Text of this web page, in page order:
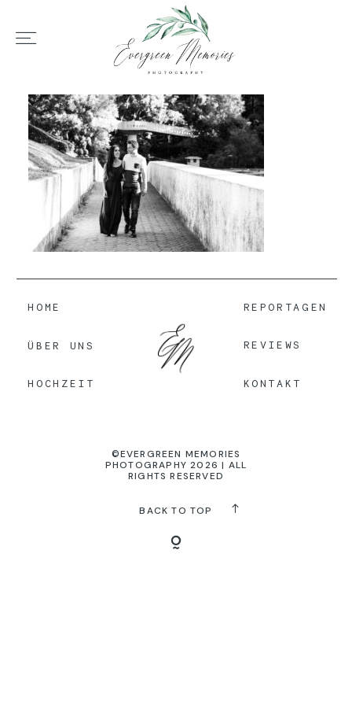
HOME
ÜBER UNS
HOCHZEIT
REPORTAGEN
REVIEWS
KONTAKT
©EVERGREEN MEMORIES
PHOTOGRAPHY 2026 | ALL
RIGHTS RESERVED
BACK TO TOP
HOME
ÜBER UNS
HOCHZEIT
REVIEWS